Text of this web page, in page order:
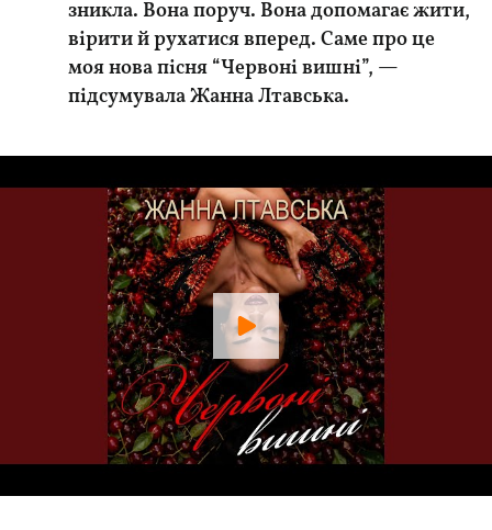
зникла. Вона поруч. Вона допомагає жити,
вірити й рухатися вперед. Саме про це
моя нова пісня “Червоні вишні”, —
підсумувала Жанна Лтавська.